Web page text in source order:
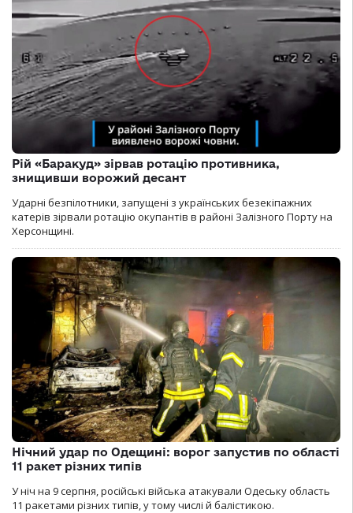
Рій «Баракуд» зірвав ротацію противника,
знищивши ворожий десант
Ударні безпілотники, запущені з українських безекіпажних
катерів зірвали ротацію окупантів в районі Залізного Порту на
Херсонщині.
Нічний удар по Одещині: ворог запустив по області
11 ракет різних типів
У ніч на 9 серпня, російські війська атакували Одеську область
11 ракетами різних типів, у тому числі й балістикою.